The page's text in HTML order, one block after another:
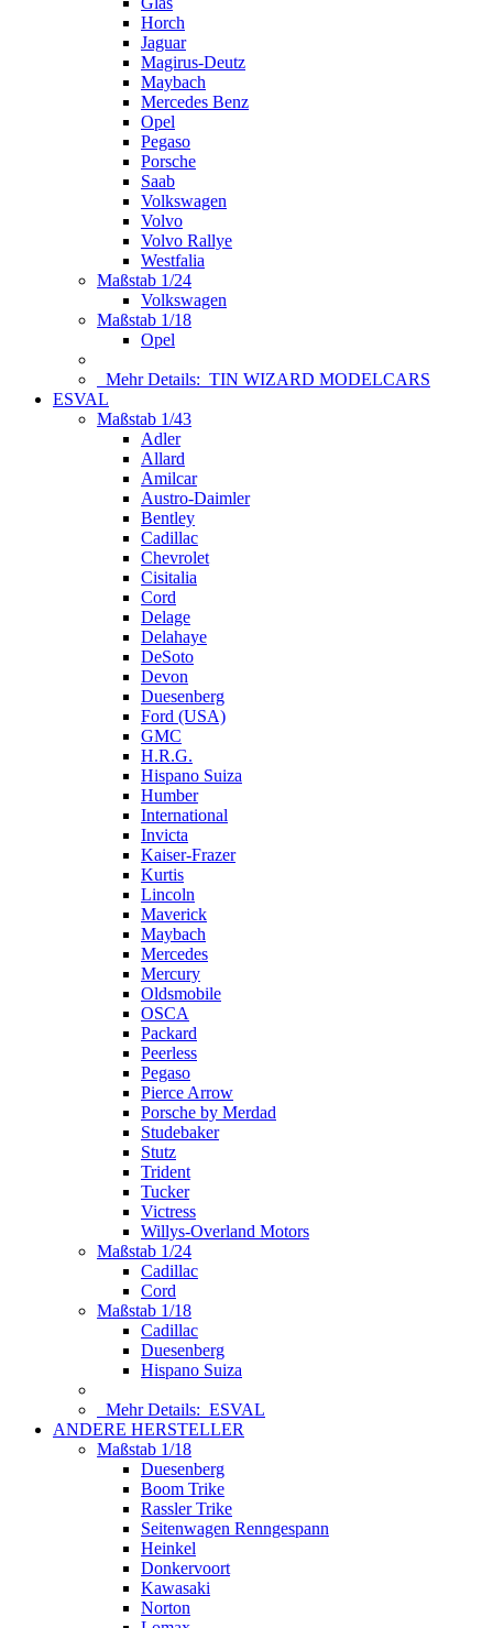
Horch
Jaguar
Magirus-Deutz
Maybach
Mercedes Benz
Opel
Pegaso
Porsche
Saab
Volkswagen
Volvo
Volvo Rallye
Westfalia
Maßstab 1/24
Volkswagen
Maßstab 1/18
Opel
Mehr Details: TIN WIZARD MODELCARS
ESVAL
Maßstab 1/43
Adler
Allard
Amilcar
Austro-Daimler
Bentley
Cadillac
Chevrolet
Cisitalia
Cord
Delage
Delahaye
DeSoto
Devon
Duesenberg
Ford (USA)
GMC
H.R.G.
Hispano Suiza
Humber
International
Invicta
Kaiser-Frazer
Kurtis
Lincoln
Maverick
Maybach
Mercedes
Mercury
Oldsmobile
OSCA
Packard
Peerless
Pegaso
Pierce Arrow
Porsche by Merdad
Studebaker
Stutz
Trident
Tucker
Victress
Willys-Overland Motors
Maßstab 1/24
Cadillac
Cord
Maßstab 1/18
Cadillac
Duesenberg
Hispano Suiza
Mehr Details: ESVAL
ANDERE HERSTELLER
Maßstab 1/18
Duesenberg
Boom Trike
Rassler Trike
Seitenwagen Renngespann
Heinkel
Donkervoort
Kawasaki
Norton